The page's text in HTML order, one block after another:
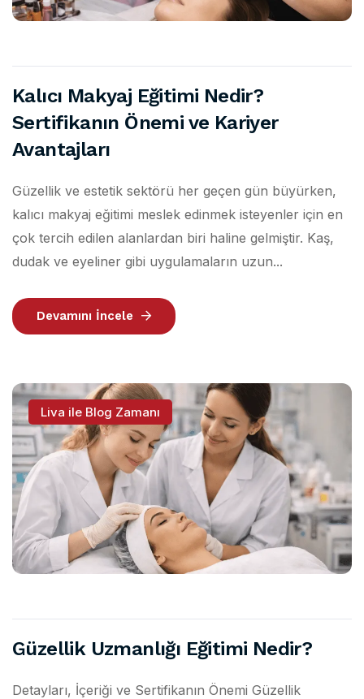
Kalıcı Makyaj Eğitimi Nedir?
Sertifikanın Önemi ve Kariyer
Avantajları
Güzellik ve estetik sektörü her geçen gün büyürken,
kalıcı makyaj eğitimi meslek edinmek isteyenler için en
çok tercih edilen alanlardan biri haline gelmiştir. Kaş,
dudak ve eyeliner gibi uygulamaların uzun...
Devamını İncele
Liva ile Blog Zamanı
Güzellik Uzmanlığı Eğitimi Nedir?
Detayları, İçeriği ve Sertifikanın Önemi Güzellik